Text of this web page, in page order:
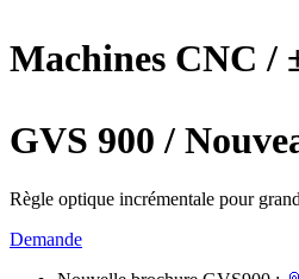
Machines CNC /
GVS 900 /
Règle optique incrémentale pour
Demande